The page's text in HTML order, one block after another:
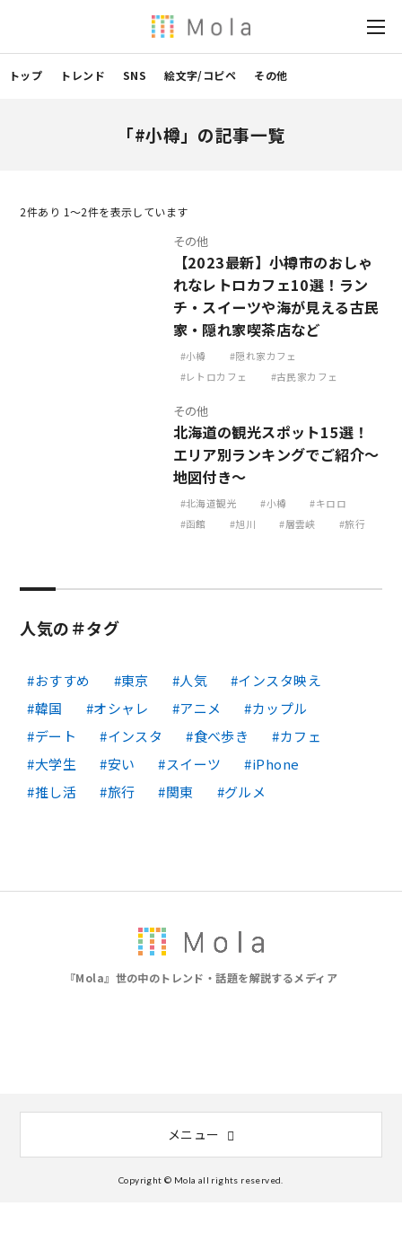
トップ トレンド SNS 絵文字/コピペ その他
「#小樽」の記事一覧
2件あり 1〜2件を表示しています
その他
【2023最新】小樽市のおしゃ
れなレトロカフェ10選！ラン
チ・スイーツや海が見える古民
家・隠れ家喫茶店など
小樽
隠れ家カフェ
レトロカフェ
古民家カフェ
その他
北海道の観光スポット15選！
エリア別ランキングでご紹介～
地図付き～
北海道観光 小樽
キロロ
函館
旭川 層雲峡 旅行
人気の＃タグ
おすすめ 東京 人気
インスタ映え
韓国
オシャレ アニメ
カップル
デート
インスタ 食べ歩き
カフェ
大学生
安い スイーツ
iPhone
推し活
旅行 関東 グルメ
『Mola』世の中のトレンド・話題を解説するメディア
メニュー
Copyright © Mola all rights reserved.